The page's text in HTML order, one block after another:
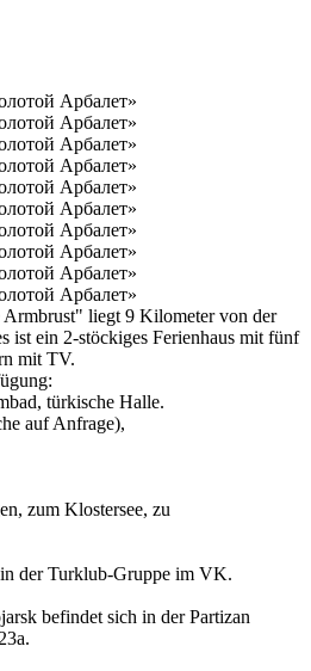
liegt 9 Kilometer von der
ist ein 2-stöckiges Ferienhaus mit fünf
mit TV.
türkische Halle.
auf Anfrage),
zum Klostersee, zu
der Turklub-Gruppe im VK.
befindet sich in der Partizan